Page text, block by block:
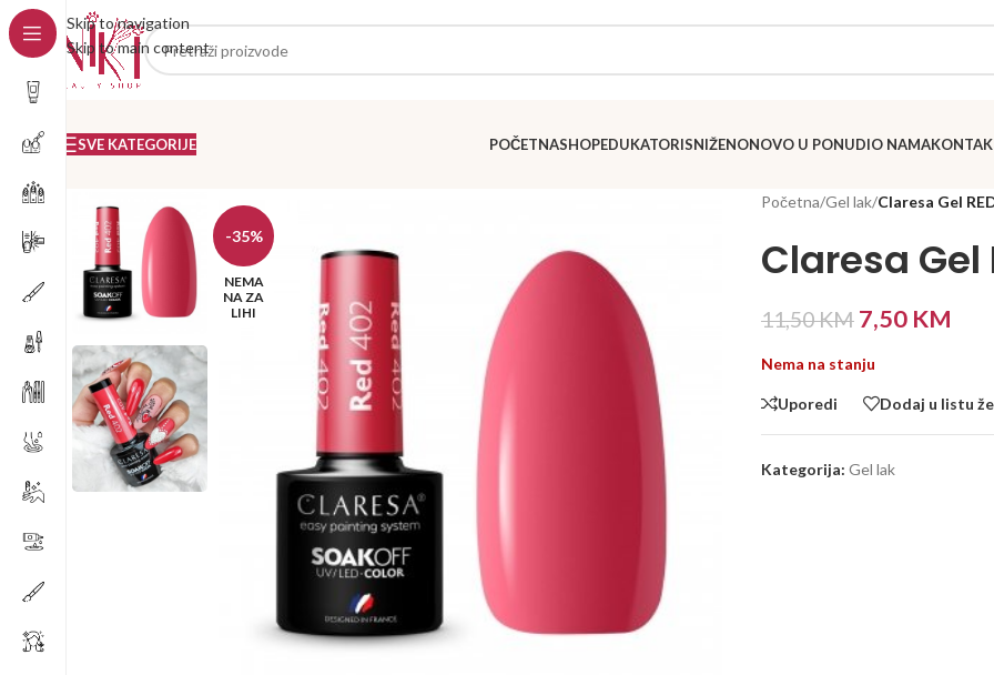
Skip to navigation
Skip to main content
SVE KATEGORIJE POČETNASHOPEDUKATORISNIŽENONOVO U PONUDIO NAMA
-35%
NEMA
NA ZA
LIHI
Početna/Gel lak/Claresa Gel
Claresa Gel
11,50KM 7,50 KM
Nema na stanju
Uporedi Dodaj u listu
Kategorija: Gel lak